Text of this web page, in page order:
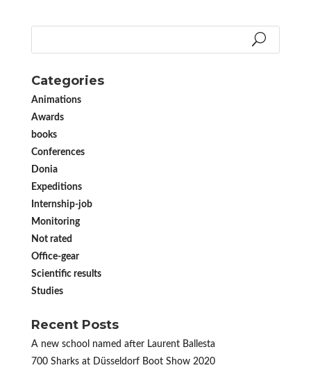
Categories
Animations
Awards
books
Conferences
Donia
Expeditions
Internship-job
Monitoring
Not rated
Office-gear
Scientific results
Studies
Recent Posts
A new school named after Laurent Ballesta
700 Sharks at Düsseldorf Boot Show 2020